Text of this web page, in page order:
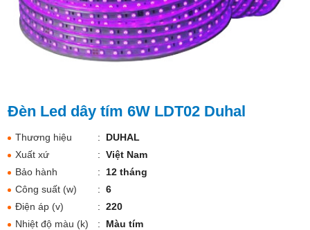
Đèn Led dây tím 6W LDT02 Duhal
Thương hiệu : DUHAL
Xuất xứ
: Việt Nam
Bảo hành
:
12 tháng
Công suất (w)
: 6
Điện áp (v)
: 220
Nhiệt độ màu (k)
:
Màu tím